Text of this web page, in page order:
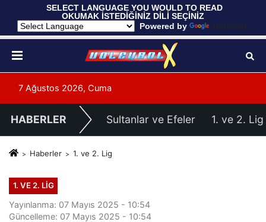
SELECT LANGUAGE YOU WOULD TO READ
OKUMAK İSTEDİĞİNİZ DİLİ SEÇİNİZ
Powered by
Translate
7 Ağustos 2026, Cuma
HABERLER Sultanlar ve Efeler 1. ve 2. Lig
Haberler 1. ve 2. Lig
1. VE 2. LIG
Yayınlanma: 07 Mayıs 2025 - 10:54
Güncelleme: 07 Mayıs 2025 - 10:54